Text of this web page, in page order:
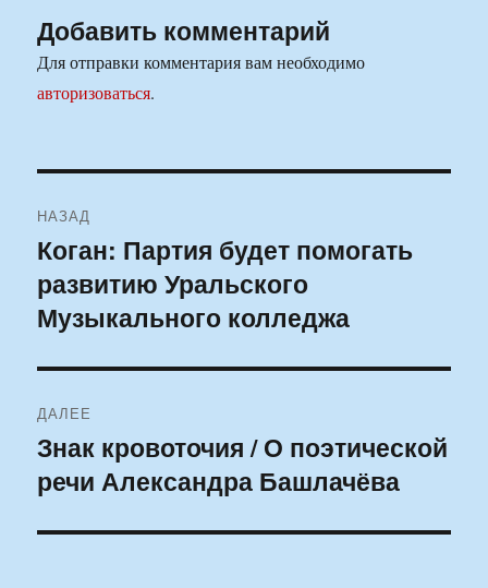
Добавить комментарий
Для отправки комментария вам необходимо
авторизоваться.
по
записям
НАЗАД
Предыдущая
запись:
Коган: Партия будет помогать
развитию Уральского
Музыкального колледжа
ДАЛЕЕ
Следующая
запись:
Знак кровоточия / О поэтической
речи Александра Башлачёва